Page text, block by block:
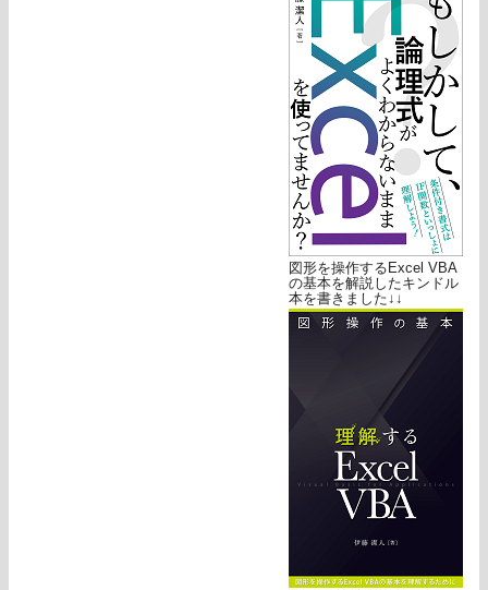
図形を操作するExcel VBA
の基本を解説したキンドル
本を書きました↓↓